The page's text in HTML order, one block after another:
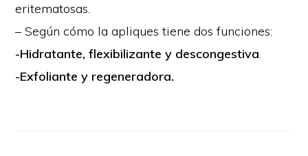
eritematosas.
– Según cómo la apliques tiene dos funciones:
-Hidratante, flexibilizante y descongestiva.
-Exfoliante y regeneradora.